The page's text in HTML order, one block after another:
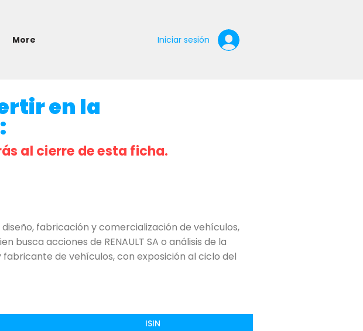
More Iniciar sesión
en la
al cierre de esta ficha.
fabricación y comercialización de vehículos,
busca acciones de RENAULT SA o análisis de la
de vehículos, con exposición al ciclo del
ISIN